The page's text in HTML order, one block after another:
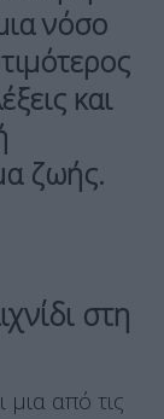
νόσο
και
ζωής.
στη
από τις